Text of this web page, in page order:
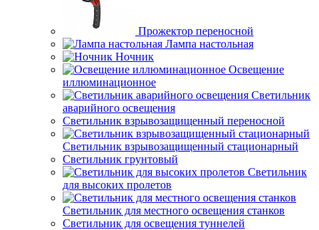
Прожектор переносной
Лампа настольная
Ночник
Освещение
иллюминационное
Светильник
аварийного освещения
Светильник взрывозащищенный переносной
Светильник взрывозащищенный стационарный
Светильник грунтовый
Светильник
для высоких пролетов
Светильник для местного освещения станков
Светильник для освещения туннелей